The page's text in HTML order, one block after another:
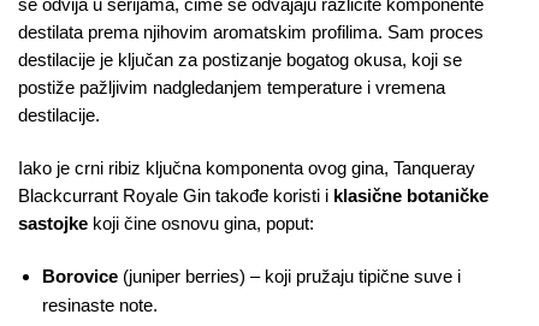
se odvija u serijama, čime se odvajaju različite komponente
destilata prema njihovim aromatskim profilima. Sam proces
destilacije je ključan za postizanje bogatog okusa, koji se
postiže pažljivim nadgledanjem temperature i vremena
destilacije.
Iako je crni ribiz ključna komponenta ovog gina, Tanqueray
Blackcurrant Royale Gin takođe koristi i klasične botaničke
sastojke koji čine osnovu gina, poput:
Borovice (juniper berries) – koji pružaju tipične suve i
resinaste note.